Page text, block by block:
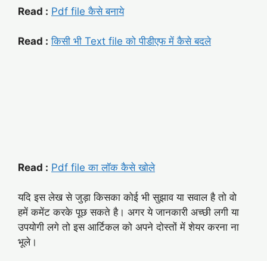
Read : Pdf file कैसे बनाये
Read : किसी भी Text file को पीडीएफ में कैसे बदले
Read : Pdf file का लॉक कैसे खोले
यदि इस लेख से जुड़ा किसका कोई भी सुझाव या सवाल है तो वो
हमें कमेंट करके पूछ सकते है। अगर ये जानकारी अच्छी लगी या
उपयोगी लगे तो इस आर्टिकल को अपने दोस्तों में शेयर करना ना
भूले।